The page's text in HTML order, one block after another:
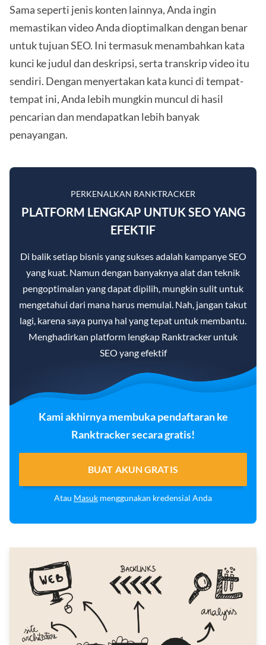
Sama seperti jenis konten lainnya, Anda ingin
memastikan video Anda dioptimalkan dengan benar
untuk tujuan SEO. Ini termasuk menambahkan kata
kunci ke judul dan deskripsi, serta transkrip video itu
sendiri. Dengan menyertakan kata kunci di tempat-
tempat ini, Anda lebih mungkin muncul di hasil
pencarian dan mendapatkan lebih banyak
penayangan.
PERKENALKAN RANKTRACKER
PLATFORM LENGKAP UNTUK SEO YANG
EFEKTIF
Di balik setiap bisnis yang sukses adalah kampanye SEO
yang kuat. Namun dengan banyaknya alat dan teknik
pengoptimalan yang dapat dipilih, mungkin sulit untuk
mengetahui dari mana harus memulai. Nah, jangan takut
lagi, karena saya punya hal yang tepat untuk membantu.
Menghadirkan platform lengkap Ranktracker untuk
SEO yang efektif
Kami akhirnya membuka pendaftaran ke
Ranktracker secara gratis!
BUAT AKUN GRATIS
Atau Masuk menggunakan kredensial Anda